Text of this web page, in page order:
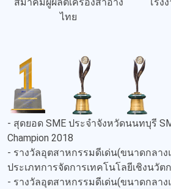
ไทย
- สุดยอด SME ประจำจังหวัดนนทบุรี
Champion 2018
- รางวัลอุตสาหกรรมดีเด่น(ขนาดกลา
ประเภทการจัดการเทคโนโลยีเชิงนวัต
- รางวัลอุตสาหกรรมดีเด่น(ขนาดกลา